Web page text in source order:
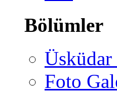
Bölümler
Üsküdar
Foto